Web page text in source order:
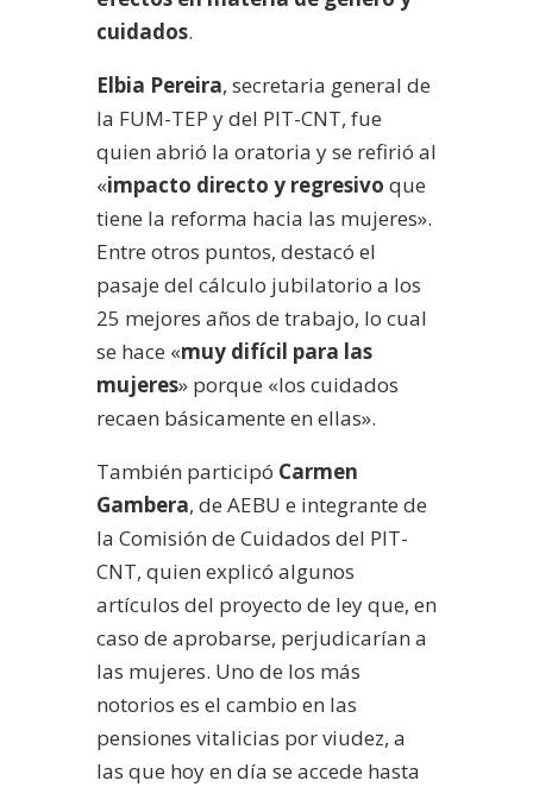
cuidados.
Elbia Pereira, secretaria general de
la FUM-TEP y del PIT-CNT, fue
quien abrió la oratoria y se refirió al
«impacto directo y regresivo que
tiene la reforma hacia las mujeres».
Entre otros puntos, destacó el
pasaje del cálculo jubilatorio a los
25 mejores años de trabajo, lo cual
se hace «muy difícil para las
mujeres» porque «los cuidados
recaen básicamente en ellas».
También participó Carmen
Gambera, de AEBU e integrante de
la Comisión de Cuidados del PIT-
CNT, quien explicó algunos
artículos del proyecto de ley que, en
caso de aprobarse, perjudicarían a
las mujeres. Uno de los más
notorios es el cambio en las
pensiones vitalicias por viudez, a
las que hoy en día se accede hasta